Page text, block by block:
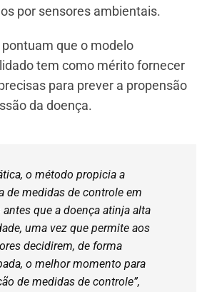
por sensores ambientais.
que o modelo
tem como mérito fornecer
para prever a propensão
da doença.
o método propicia a
de medidas de controle em
que a doença atinja alta
uma vez que permite aos
decidirem, de forma
o melhor momento para
de medidas de controle”,